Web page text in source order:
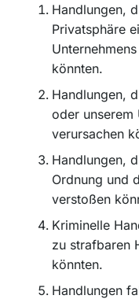
Handlungen,
Privatsphäre
könnten.
Handlungen,
oder unserem
verursachen
Handlungen,
Ordnung und
verstoßen
Kriminelle
zu strafbaren
könnten.
Handlungen